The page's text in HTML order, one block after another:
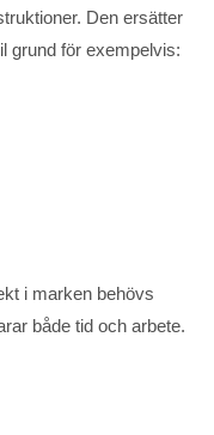
Den ersätter
grund för exempelvis:
i marken behövs
både tid och arbete.